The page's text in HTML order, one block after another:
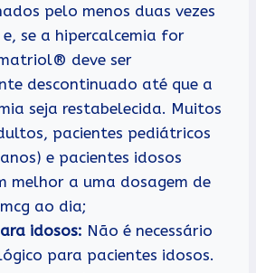
pelo menos duas vezes
se a hipercalcemia for
deve ser
descontinuado até que a
seja restabelecida. Muitos
pacientes pediátricos
e pacientes idosos
melhor a uma dosagem de
ao dia;
idosos: Não é necessário
para pacientes idosos.